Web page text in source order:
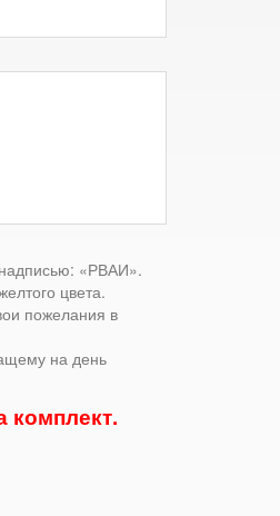
«РВАИ».
цвета.
пожелания в
на день
комплект.